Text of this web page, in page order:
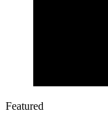
Featured